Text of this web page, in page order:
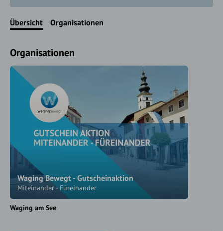
Übersicht Organisationen
Organisationen
Waging Bewegt - Gutscheinaktion
Miteinander - Füreinander
Waging am See